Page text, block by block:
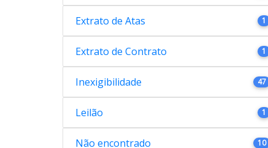
Extrato de Atas 1
Extrato de Contrato 1
Inexigibilidade 47
Leilão 1
Não encontrado 10